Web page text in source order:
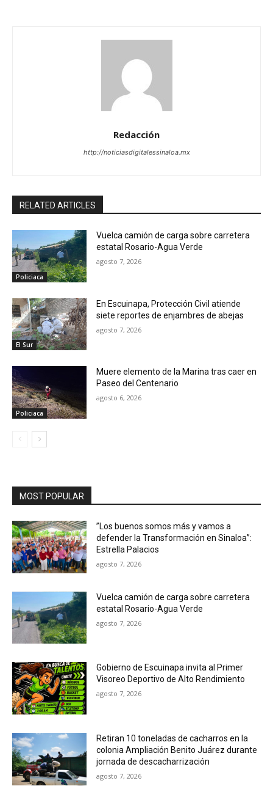
Redacción
http://noticiasdigitalessinaloa.mx
RELATED ARTICLES
Policiaca
Vuelca camión de carga sobre carretera
estatal Rosario-Agua Verde
agosto 7, 2026
El Sur
En Escuinapa, Protección Civil atiende
siete reportes de enjambres de abejas
agosto 7, 2026
Policiaca
Muere elemento de la Marina tras caer en
Paseo del Centenario
agosto 6, 2026
MOST POPULAR
”Los buenos somos más y vamos a
defender la Transformación en Sinaloa”:
Estrella Palacios
agosto 7, 2026
Vuelca camión de carga sobre carretera
estatal Rosario-Agua Verde
agosto 7, 2026
Gobierno de Escuinapa invita al Primer
Visoreo Deportivo de Alto Rendimiento
agosto 7, 2026
Retiran 10 toneladas de cacharros en la
colonia Ampliación Benito Juárez durante
jornada de descacharrización
agosto 7, 2026